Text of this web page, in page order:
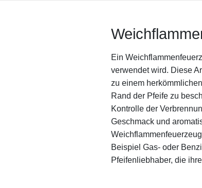
Ein
verwendet wird. Diese
zu einem
Rand der Pfeife zu
Kontrolle der
Geschmack und
Beispiel Gas- oder
Pfeifenliebhaber, die